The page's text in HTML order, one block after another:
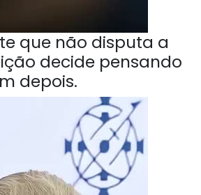
que não disputa a
decide pensando
depois.